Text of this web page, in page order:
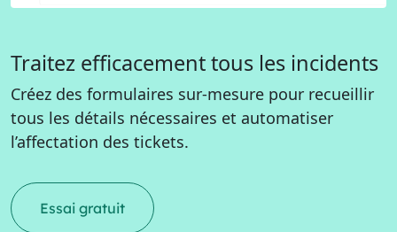
Traitez efficacement tous les incidents
Créez des formulaires sur-mesure pour recueillir
tous les détails nécessaires et automatiser
l’affectation des tickets.
Essai gratuit